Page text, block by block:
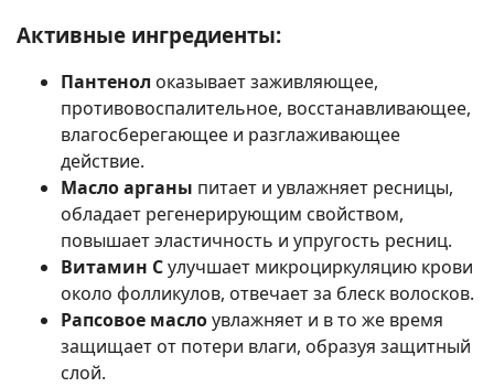
Активные ингредиенты:
Пантенол оказывает заживляющее,
противовоспалительное, восстанавливающее,
влагосберегающее и разглаживающее
действие.
Масло арганы питает и увлажняет ресницы,
обладает регенерирующим свойством,
повышает эластичность и упругость ресниц.
Витамин Сулучшает микроциркуляцию крови
около фолликулов, отвечает за блеск волосков.
Рапсовое маслоувлажняет и в то же время
защищает от потери влаги, образуя защитный
слой.